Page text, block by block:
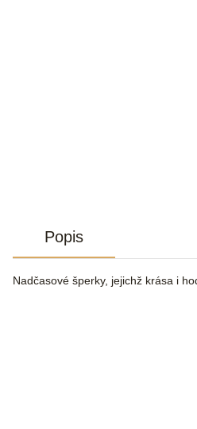
Popis
Nadčasové šperky, jejichž krása i